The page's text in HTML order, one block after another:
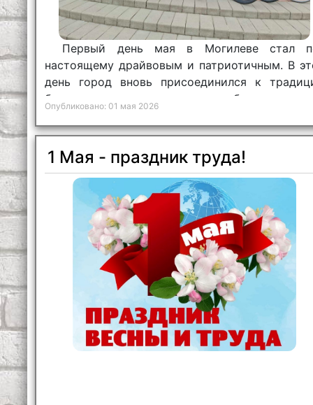
Первый день мая в Могилеве стал
настоящему драйвовым и патриотичным. В
день город вновь присоединился к
большого весеннего велопробега,
посвящен 85-летию героической
Могилева и Году белорусской женщины.
Опубликовано: 01 мая 2026
1 Мая - праздник труда!